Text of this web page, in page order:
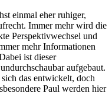
einmal eher ruhiger,
Immer mehr wird die
Perspektivwechsel und
mehr Informationen
ist dieser
aufgebaut.
das entwickelt, doch
Paul werden hier